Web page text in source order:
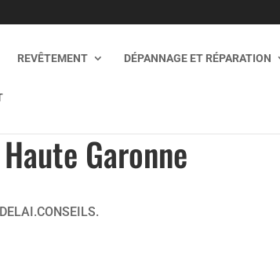
REVÊTEMENT DÉPANNAGE ET RÉPARATION
Garonne